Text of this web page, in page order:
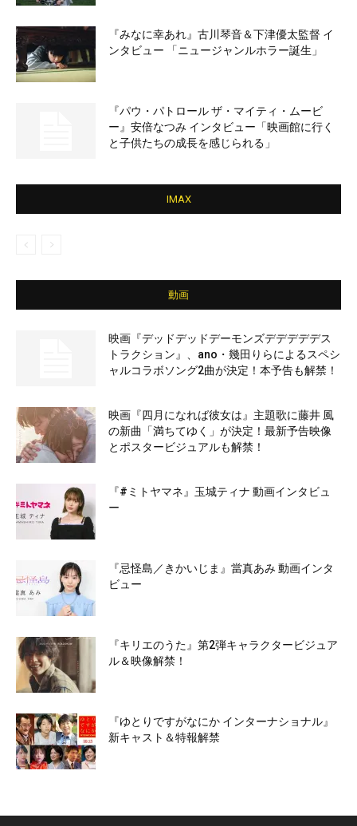
『みなに幸あれ』古川琴音＆下津優太監督 イ
ンタビュー 「ニュージャンルホラー誕生」
『パウ・パトロール ザ・マイティ・ムービ
ー』安倍なつみ インタビュー「映画館に行く
と子供たちの成長を感じられる」
IMAX
動画
映画『デッドデッドデーモンズデデデデデス
トラクション』、ano・幾田りらによるスペシ
ャルコラボソング2曲が決定！本予告も解禁！
映画『四月になれば彼女は』主題歌に藤井 風
の新曲「満ちてゆく」が決定！最新予告映像
とポスタービジュアルも解禁！
『#ミトヤマネ』玉城ティナ 動画インタビュ
ー
『忌怪島／きかいじま』當真あみ 動画インタ
ビュー
『キリエのうた』第2弾キャラクタービジュア
ル＆映像解禁！
『ゆとりですがなにか インターナショナル』
新キャスト＆特報解禁